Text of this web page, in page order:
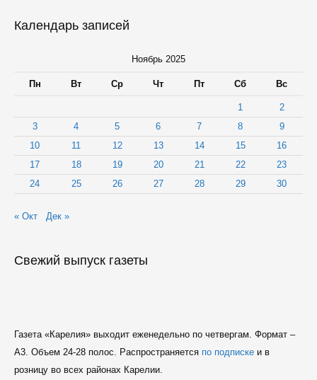
Календарь записей
Ноябрь 2025
Пн Вт Ср Чт Пт Сб Вс
1
2
3
4 5 6 7 8
9
10
11 12 13 14 15
16
17
18 19 20 21 22
23
24
25 26 27 28 29 30
« Окт Дек »
Свежий выпуск газеты
Газета «Карелия» выходит еженедельно по четвергам. Формат –
A3. Объем 24-28 полос. Распространяется по подпискеи в
розницу во всех районах Карелии.